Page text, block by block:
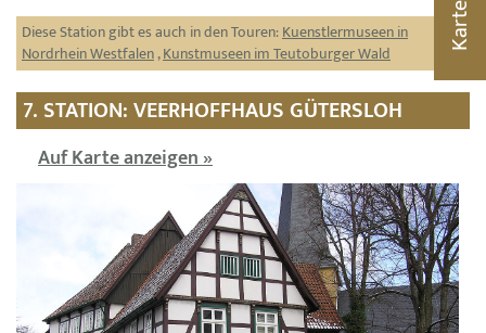
Diese Station gibt es auch in den Touren:Kuenstlermuseen in
Nordrhein Westfalen,Kunstmuseen im Teutoburger Wald
7. STATION: VEERHOFFHAUS GÜTERSLOH
Auf Karte anzeigen »
Karte